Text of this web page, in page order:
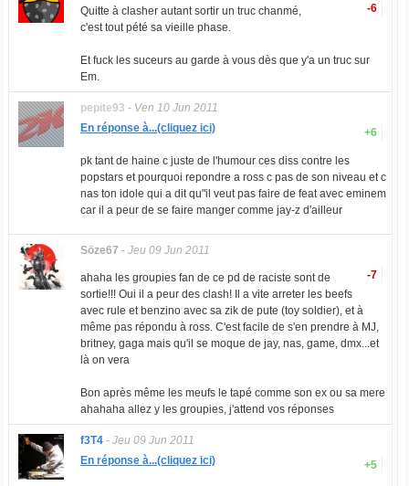
-6
Quitte à clasher autant sortir un truc chanmé,
c'est tout pété sa vieille phase.
Et fuck les suceurs au garde à vous dès que y'a un truc sur
Em.
pepite93 - Ven 10 Jun 2011
+6
En réponse à...(cliquez ici)
pk tant de haine c juste de l'humour ces diss contre les
popstars et pourquoi repondre a ross c pas de son niveau et c
nas ton idole qui a dit qu"il veut pas faire de feat avec eminem
car il a peur de se faire manger comme jay-z d'ailleur
Söze67 - Jeu 09 Jun 2011
-7
ahaha les groupies fan de ce pd de raciste sont de
sortie!!! Oui il a peur des clash! Il a vite arreter les beefs
avec rule et benzino avec sa zik de pute (toy soldier), et à
même pas répondu à ross. C'est facile de s'en prendre à MJ,
britney, gaga mais qu'il se moque de jay, nas, game, dmx...et
là on vera
Bon après même les meufs le tapé comme son ex ou sa mere
ahahaha allez y les groupies, j'attend vos réponses
f3T4- Jeu 09 Jun 2011
+5
En réponse à...(cliquez ici)